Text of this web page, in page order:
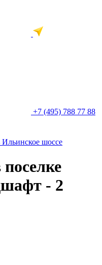
+7 (495) 788 77 88
Ильинское шоссе
- 2